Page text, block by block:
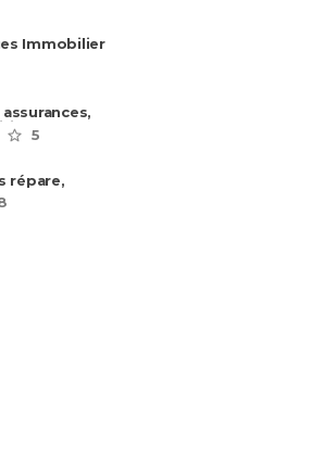
Immobilier
de 8
RH
5
répare,
remplace et
embauche